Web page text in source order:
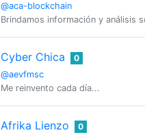
@aca-blockchain
Brindamos información y análisis
Cyber Chica
@aevfmsc
0
Me reinvento cada día...
Afrika Lienzo 0